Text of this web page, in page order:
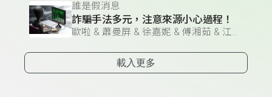
誰是假消息
詐騙手法多元，注意來源小心過程！
歐啦 & 蕭曼屏 & 徐嘉妮 & 傅湘茹 & 江紫筠
載入更多